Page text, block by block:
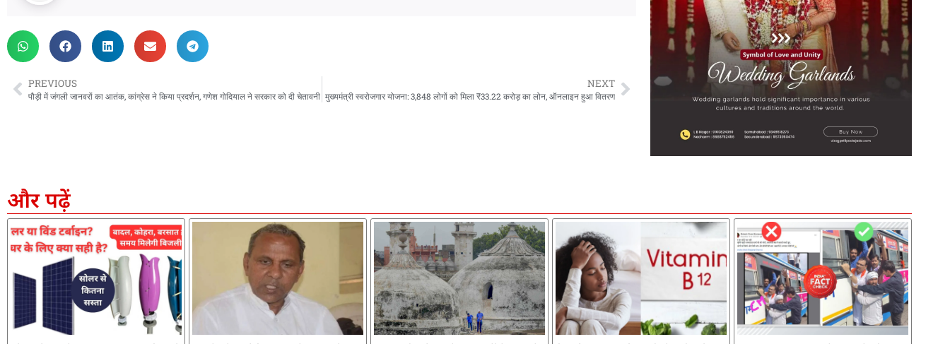
PREVIOUS
पौड़ी में जंगली जानवरों का आतंक, कांग्रेस ने किया प्रदर्शन, गणेश गोदियाल ने सरकार को दी चेतावनी
NEXT
मुख्यमंत्री स्वरोजगार योजना: 3,848 लोगों को मिला ₹33.22 करोड़ का लोन, ऑनलाइन हुआ वितरण
और पढ़ें